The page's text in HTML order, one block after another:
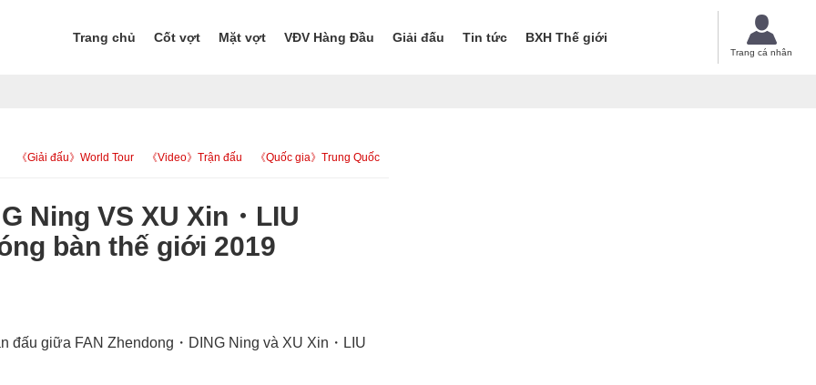
Trang chủ Cốt vợt Mặt vợt VĐV Hàng Đầu Giải đấu Tin tức BXH Thế giới
Trang cá nhân
《Giải đấu》World Tour 《Video》Trận đấu 《Quốc gia》Trung Quốc
Ning VS XU Xin・LIU
bàn thế giới 2019
đấu giữa FAN Zhendong・DING Ning và XU Xin・LIU